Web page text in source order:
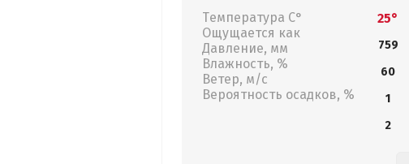
Температура С°
Ощущается как
Давление, мм
Влажность, %
Ветер, м/с
Вероятность осадков, %
25°
759
60
1
2